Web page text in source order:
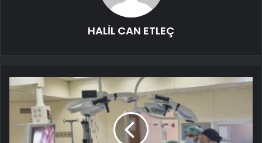
HALİL CAN ETLEÇ